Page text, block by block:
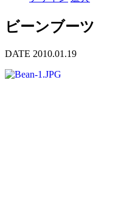
ビーンブーツ
DATE 2010.01.19